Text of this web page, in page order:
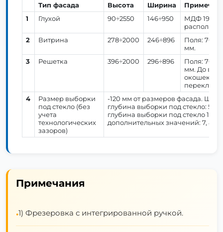
Тип фасада Высота Ширина
1
Глухой 90÷2550 146÷950
МДФ 19 мм.
2
Витрина 278÷2000 246÷896
Поля: 70
мм.
3
Решетка 396÷2000 296÷896
Поля: 70
мм. До
окошек,
4
Размер выборки
под стекло (без
учета
технологических
зазоров)
-120 мм от размеров фасада.
глубина выборки под стекло:
глубина выборки под стекло 10
дополнительных значений: 7, 8
Примечания
•1) Фрезеровка с интегрированной ручкой.